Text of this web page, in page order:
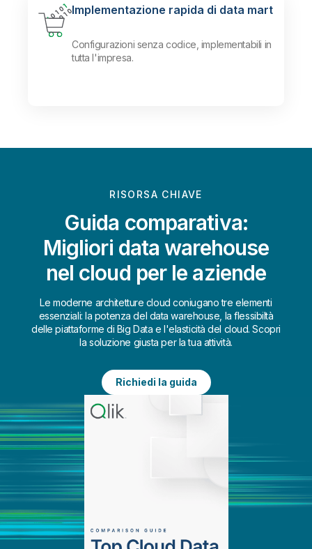
Implementazione rapida di data mart
Configurazioni senza codice, implementabili in
tutta l'impresa.
RISORSA CHIAVE
Guida comparativa:
Migliori data warehouse
nel cloud per le aziende
Le moderne architetture cloud coniugano tre elementi
essenziali: la potenza del data warehouse, la flessibiltà
delle piattaforme di Big Data e l'elasticità del cloud. Scopri
la soluzione giusta per la tua attività.
Richiedi la guida